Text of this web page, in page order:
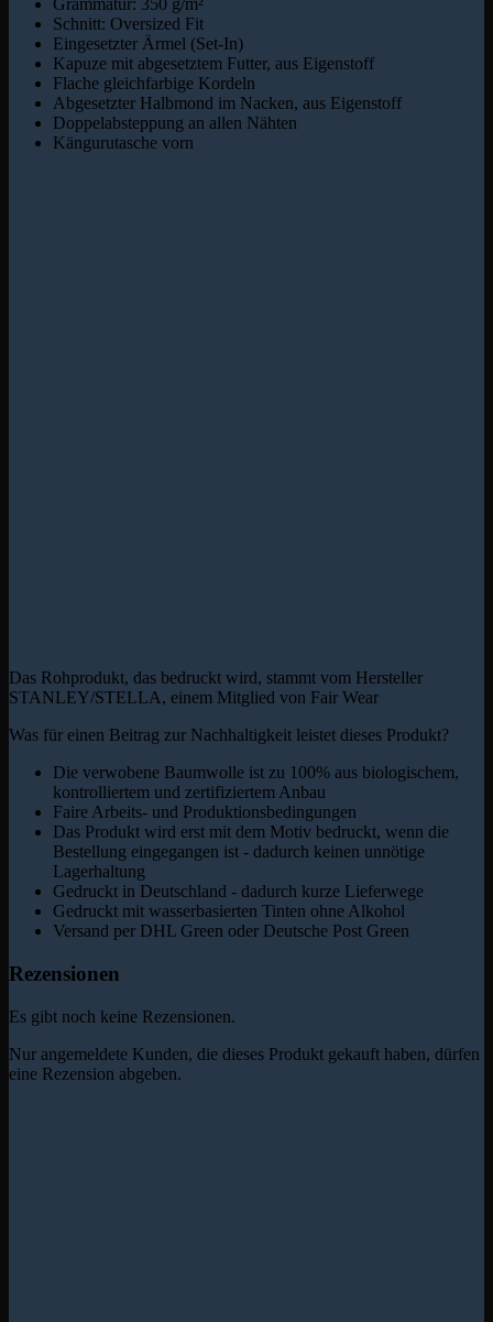
Grammatur: 350 g/m²
Schnitt: Oversized Fit
Eingesetzter Ärmel (Set-In)
Kapuze mit abgesetztem Futter, aus Eigenstoff
Flache gleichfarbige Kordeln
Abgesetzter Halbmond im Nacken, aus Eigenstoff
Doppelabsteppung an allen Nähten
Kängurutasche vorn
Das Rohprodukt, das bedruckt wird, stammt vom Hersteller
STANLEY/STELLA, einem Mitglied von Fair Wear
Was für einen Beitrag zur Nachhaltigkeit leistet dieses Produkt?
Die verwobene Baumwolle ist zu 100% aus biologischem,
kontrolliertem und zertifiziertem Anbau
Faire Arbeits- und Produktionsbedingungen
Das Produkt wird erst mit dem Motiv bedruckt, wenn die
Bestellung eingegangen ist - dadurch keinen unnötige
Lagerhaltung
Gedruckt in Deutschland - dadurch kurze Lieferwege
Gedruckt mit wasserbasierten Tinten ohne Alkohol
Versand per DHL Green oder Deutsche Post Green
Rezensionen
Es gibt noch keine Rezensionen.
Nur angemeldete Kunden, die dieses Produkt gekauft haben, dürfen
eine Rezension abgeben.